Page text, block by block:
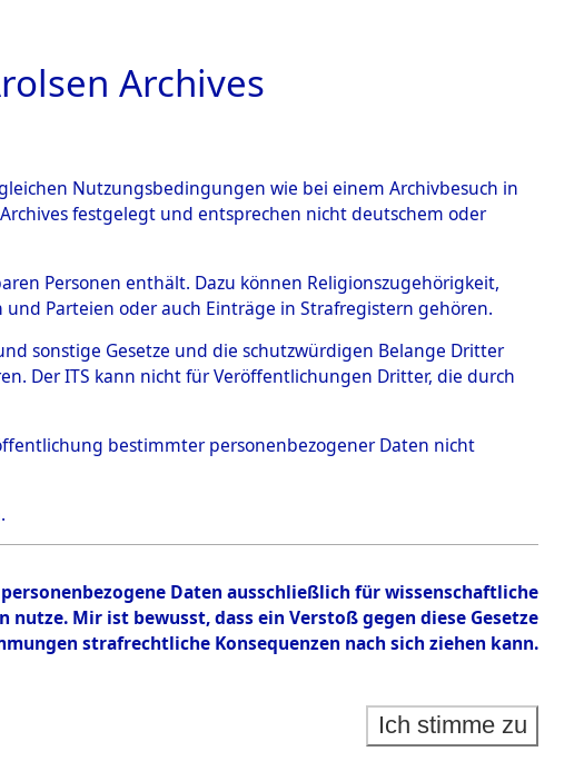
BILD
→0101 (101104853)
Westfalen
Archives
Nutzungsbedingungen wie bei einem Archivbesuch in
festgelegt und entsprechen nicht deutschem oder
Personen enthält. Dazu können Religionszugehörigkeit,
Parteien oder auch Einträge in Strafregistern gehören.
sonstige Gesetze und die schutzwürdigen Belange Dritter
Der ITS kann nicht für Veröffentlichungen Dritter, die durch
bestimmter personenbezogener Daten nicht
Daten ausschließlich für wissenschaftliche
Mir ist bewusst, dass ein Verstoß gegen diese Gesetze
strafrechtliche Konsequenzen nach sich ziehen kann.
Ich stimme zu